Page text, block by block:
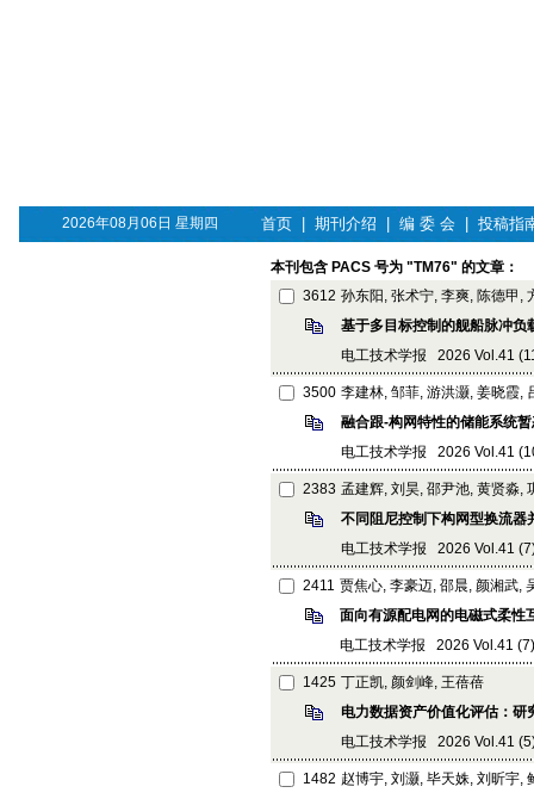
2026年08月06日 星期四 首页 期刊介绍 编 委 会 投稿指
本刊包含 PACS 号为 "TM76" 的文章：
3612 孙东阳, 张术宁, 李爽, 陈德甲,
基于多目标控制的舰船脉冲负
电工技术学报 2026 Vol.41
3500 李建林, 邹菲, 游洪灏, 姜晓霞,
融合跟-构网特性的储能系统
电工技术学报 2026 Vol.41
2383 孟建辉, 刘昊, 邵尹池, 黄贤淼,
不同阻尼控制下构网型换流器
电工技术学报 2026 Vol.41
2411 贾焦心, 李豪迈, 邵晨, 颜湘武,
面向有源配电网的电磁式柔性
电工技术学报 2026 Vol.41
1425 丁正凯, 颜剑峰, 王蓓蓓
电力数据资产价值化评估：研
电工技术学报 2026 Vol.41
1482 赵博宇, 刘灏, 毕天姝, 刘昕宇,